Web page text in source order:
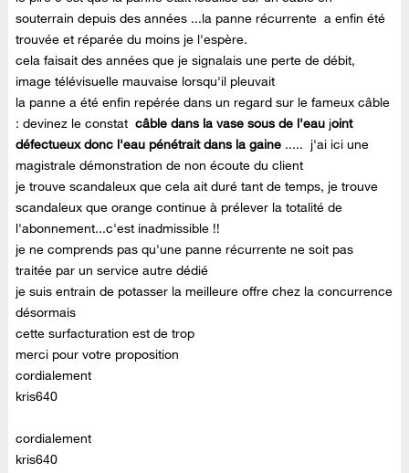
souterrain depuis des années ...la panne récurrente a enfin été
trouvée et réparée du moins je l'espère.
cela faisait des années que je signalais une perte de débit,
image télévisuelle mauvaise lorsqu'il pleuvait
la panne a été enfin repérée dans un regard sur le fameux câble
: devinez le constat câble dans la vase sous de l'eau joint
défectueux donc l'eau pénétrait dans la gaine ..... j'ai ici une
magistrale démonstration de non écoute du client
je trouve scandaleux que cela ait duré tant de temps, je trouve
scandaleux que orange continue à prélever la totalité de
l'abonnement...c'est inadmissible !!
je ne comprends pas qu'une panne récurrente ne soit pas
traitée par un service autre dédié
je suis entrain de potasser la meilleure offre chez la concurrence
désormais
cette surfacturation est de trop
merci pour votre proposition
cordialement
kris640
cordialement
kris640